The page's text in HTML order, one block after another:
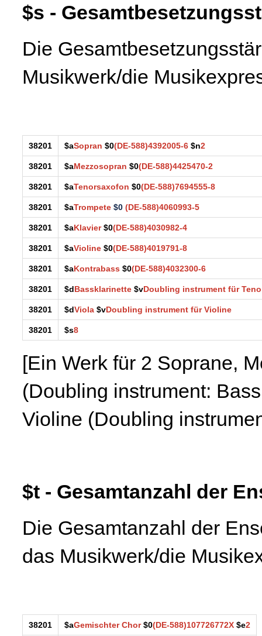
$s -
Die
Musikwerk/die
38201 $aSopran $0(DE-588)4392005-6 $n2
38201 $aMezzosopran $0(DE-588)4425470-2
38201 $aTenorsaxofon $0(DE-588)7694555-8
38201 $aTrompete $0 (DE-588)4060993-5
38201 $aKlavier$0(DE-588)4030982-4
38201 $aVioline $0(DE-588)4019791-8
38201 $aKontrabass $0(DE-588)4032300-6
38201 $dBassklarinette $vDoubling instrument für
38201 $dViola $vDoubling instrument für Violine
38201 $s8
[Ein Werk für 2 Soprane,
(Doubling instrument:
Violine (Doubling
$t - Gesamtanzahl der
Die Gesamtanzahl der
das Musikwerk/die
38201 $aGemischter Chor$0(DE-588)107726772X $e2